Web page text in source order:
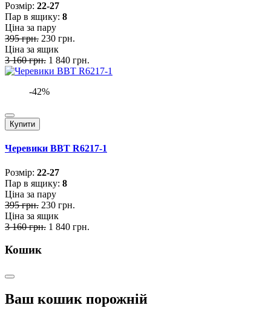
Розмiр: 22-27
Пар в ящику: 8
Ціна за пару
395 грн. 230 грн.
Ціна за ящик
3 160 грн. 1 840 грн.
-42%
Купити
Черевики BBT R6217-1
Розмiр: 22-27
Пар в ящику: 8
Ціна за пару
395 грн. 230 грн.
Ціна за ящик
3 160 грн. 1 840 грн.
Кошик
Ваш кошик порожній